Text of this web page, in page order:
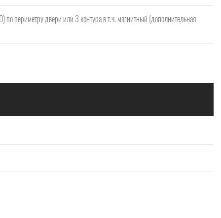
по периметру двери или 3 контура в т.ч. магнитный (дополнительная